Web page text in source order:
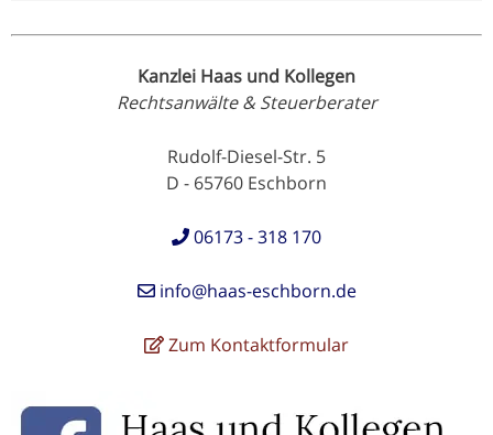
Kanzlei Haas und Kollegen
Rechtsanwälte & Steuerberater
Rudolf-Diesel-Str. 5
D - 65760 Eschborn
06173 - 318 170
info@haas-eschborn.de
Zum Kontaktformular